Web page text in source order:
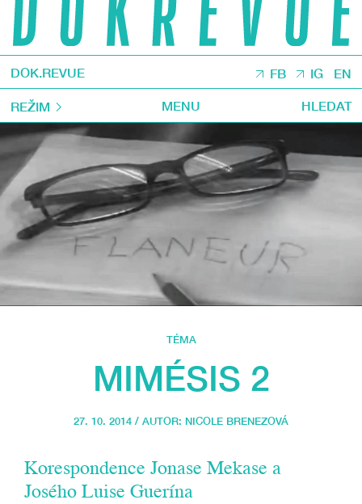
DOK.REVUE FB IG EN
REŽIM MENU HLEDAT
TÉMA
MIMÉSIS 2
27. 10. 2014 / AUTOR: NICOLE BRENEZOVÁ
Korespondence Jonase Mekase a
Josého Luise Guerína